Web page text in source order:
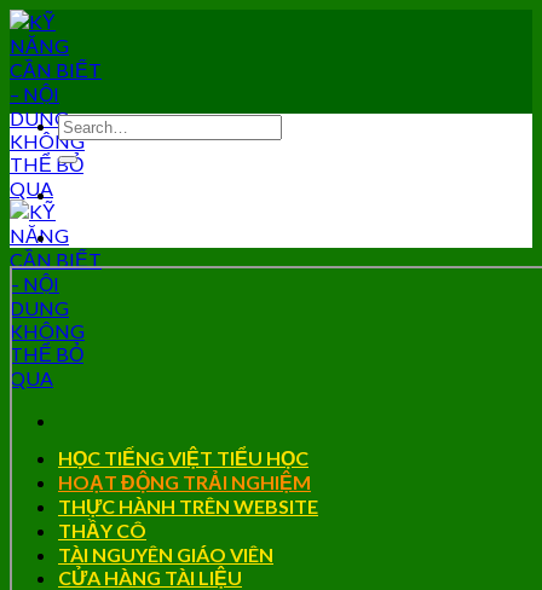
Skip
to
content
HỌC TIẾNG VIỆT TIỂU HỌC
HOẠT ĐỘNG TRẢI NGHIỆM
THỰC HÀNH TRÊN WEBSITE
THẦY CÔ
TÀI NGUYÊN GIÁO VIÊN
CỬA HÀNG TÀI LIỆU